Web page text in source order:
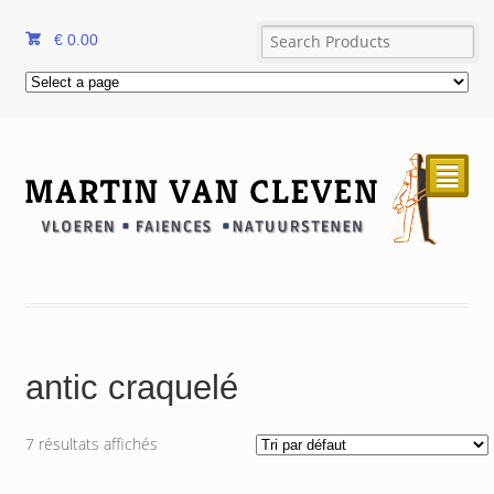
€ 0.00
²
antic craquelé
7 résultats affichés